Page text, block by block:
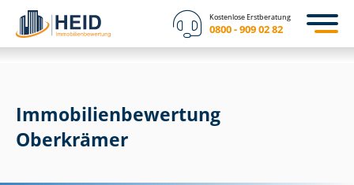
Kostenlose Erstberatung
0800 - 909 02 82
Immobilien­bewertung
Oberkrämer